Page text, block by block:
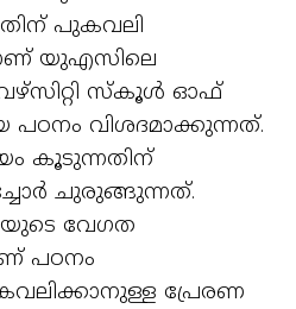
പുകവലി
യുഎസിലെ
സ്‌കൂള്‍ ഓഫ്
പഠനം വിശദമാക്കുന്നത്.
കൂടുന്നതിന്
ചുരുങ്ങുന്നത്.
വേഗത
പഠനം
പ്രേരണ